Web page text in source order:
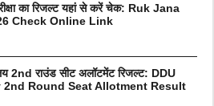
का रिजल्ट यहां से करें चेक: Ruk Jana
Check Online Link
2nd राउंड सीट अलॉटमेंट रिजल्ट: DDU
Round Seat Allotment Result